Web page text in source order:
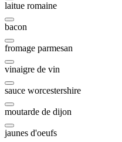
laitue romaine
bacon
fromage parmesan
vinaigre de vin
sauce worcestershire
moutarde de dijon
jaunes d'oeufs